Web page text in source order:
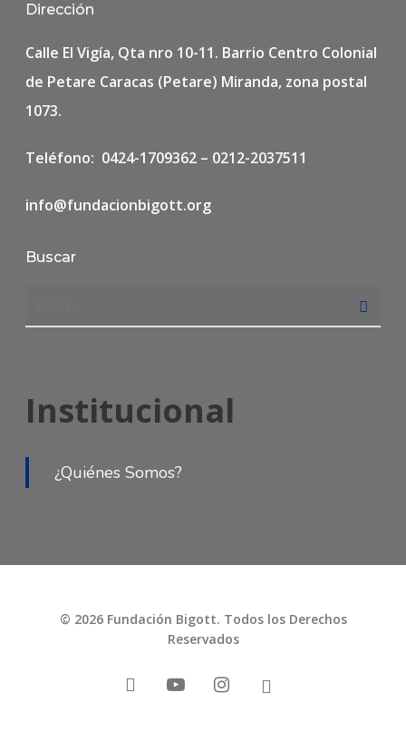
Dirección
Calle El Vigía, Qta nro 10-11. Barrio Centro Colonial
de Petare Caracas (Petare) Miranda, zona postal
1073.
Teléfono: 0424-1709362 – 0212-2037511
info@fundacionbigott.org
Buscar
Institucional
¿Quiénes Somos?
© 2026 Fundación Bigott. Todos los Derechos
Reservados
facebookyoutubeinstagramtiktok